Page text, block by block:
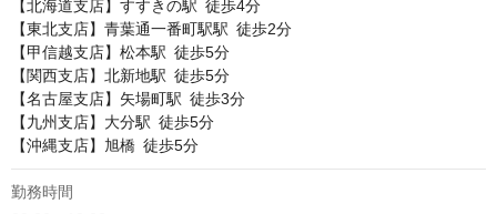
【北海道支店】すすきの駅 徒歩4分
【東北支店】青葉通一番町駅駅 徒歩2分
【甲信越支店】松本駅 徒歩5分
【関西支店】北新地駅 徒歩5分
【名古屋支店】矢場町駅 徒歩3分
【九州支店】大分駅 徒歩5分
【沖縄支店】旭橋 徒歩5分
勤務時間